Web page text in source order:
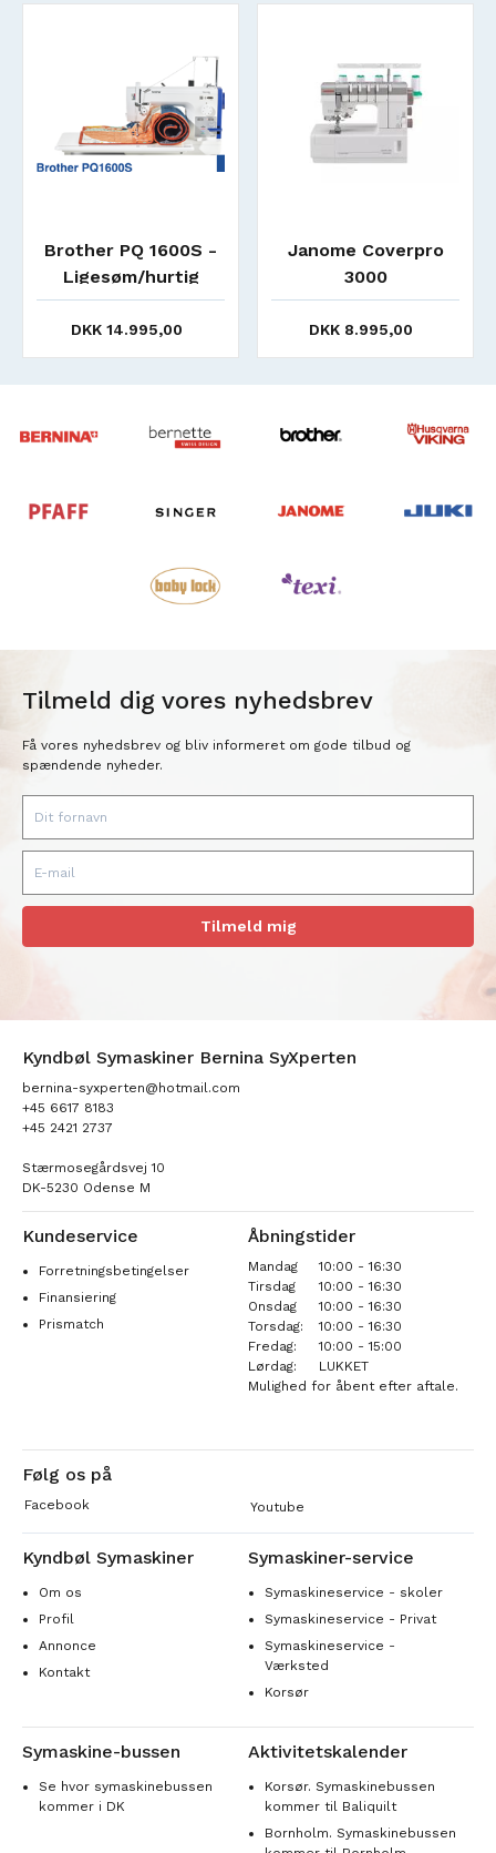
Brother PQ 1600S -
Ligesøm/hurtig
syer/halvindustri
DKK 14.995,00
Janome Coverpro
3000
DKK 8.995,00
Tilmeld dig vores nyhedsbrev
Få vores nyhedsbrev og bliv informeret om gode tilbud og
spændende nyheder.
Tilmeld mig
Kyndbøl Symaskiner Bernina SyXperten
bernina-syxperten@hotmail.com
+45 6617 8183
+45 2421 2737
Stærmosegårdsvej 10
DK-5230 Odense M
Kundeservice
Forretningsbetingelser
Finansiering
Prismatch
Åbningstider
Mandag
10:00 - 16:30
Tirsdag
10:00 - 16:30
Onsdag
10:00 - 16:30
Torsdag:
10:00 - 16:30
Fredag:
10:00 - 15:00
Lørdag:
LUKKET
Mulighed for åbent efter aftale.
Følg os på
Facebook Youtube
Kyndbøl Symaskiner
Om os
Profil
Annonce
Kontakt
Symaskiner-service
Symaskineservice - skoler
Symaskineservice - Privat
Symaskineservice -
Værksted
Korsør
Symaskine-bussen
Se hvor symaskinebussen
kommer i DK
Aktivitetskalender
Korsør. Symaskinebussen
kommer til Baliquilt
Bornholm. Symaskinebussen